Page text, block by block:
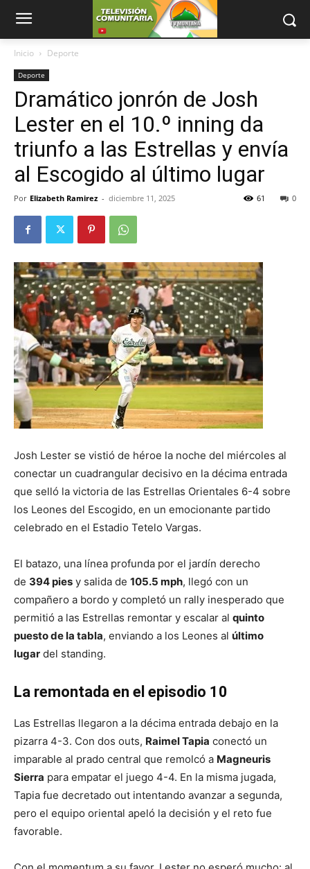
Inicio Deporte
Deporte
Dramático jonrón de Josh
Lester en el 10.º inning da
triunfo a las Estrellas y envía
al Escogido al último lugar
Por Elizabeth Ramirez - diciembre 11, 2025 0
61
Josh Lester se vistió de héroe la noche del miércoles al
conectar un cuadrangular decisivo en la décima entrada
que selló la victoria de las Estrellas Orientales 6-4 sobre
los Leones del Escogido, en un emocionante partido
celebrado en el Estadio Tetelo Vargas.
El batazo, una línea profunda por el jardín derecho
de 394 pies y salida de 105.5 mph, llegó con un
compañero a bordo y completó un rally inesperado que
permitió a las Estrellas remontar y escalar al quinto
puesto de la tabla, enviando a los Leones al último
lugar del standing.
La remontada en el episodio 10
Las Estrellas llegaron a la décima entrada debajo en la
pizarra 4-3. Con dos outs, Raimel Tapia conectó un
imparable al prado central que remolcó a Magneuris
Sierra para empatar el juego 4-4. En la misma jugada,
Tapia fue decretado out intentando avanzar a segunda,
pero el equipo oriental apeló la decisión y el reto fue
favorable.